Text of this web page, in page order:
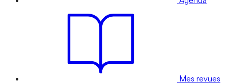
Mes revues